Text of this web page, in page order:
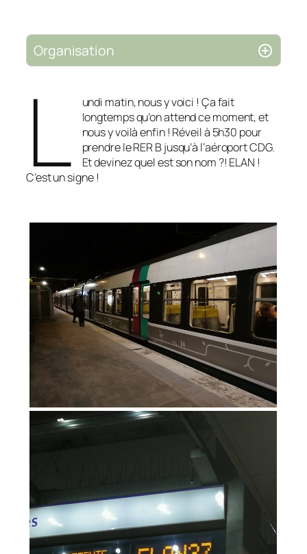
Organisation
L
undi matin, nous y voici ! Ça fait
longtemps qu’on attend ce moment, et
nous y voilà enfin ! Réveil à 5h30 pour
prendre le RER B jusqu’à l’aéroport CDG.
Et devinez quel est son nom ?! ELAN !
C’est un signe !